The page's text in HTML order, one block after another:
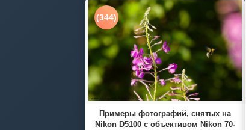
(344)
Примеры фотографий, снятых на
Nikon D5100 с объективом Nikon 70-